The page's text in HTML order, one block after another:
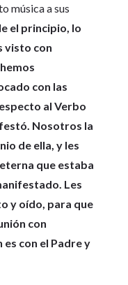
música a sus
el principio, lo
visto con
con las
al Verbo
Nosotros la
de ella, y les
que estaba
Les
y oído, para que
con
con el Padre y